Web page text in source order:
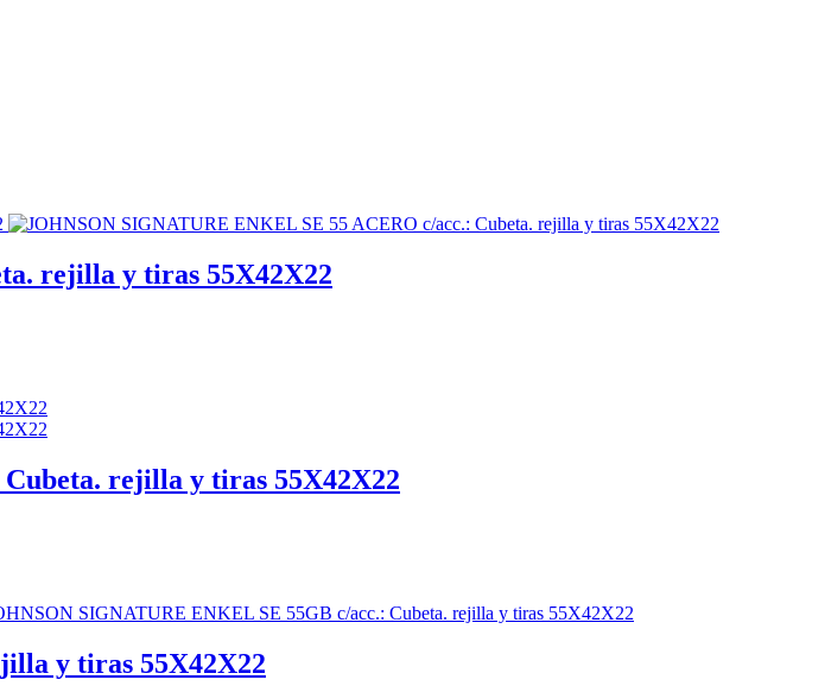
rejilla y tiras 55X42X22
rejilla y tiras 55X42X22
y tiras 55X42X22